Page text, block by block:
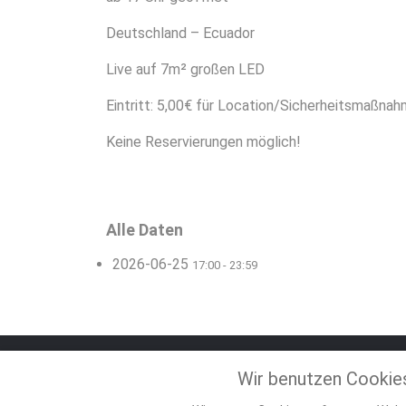
Deutschland – Ecuador
Live auf 7m² großen LED
Eintritt: 5,00€ für Location/
Keine Reservierungen möglich!
Alle Daten
2026-06-25 17:00 - 23:59
Wir benutzen